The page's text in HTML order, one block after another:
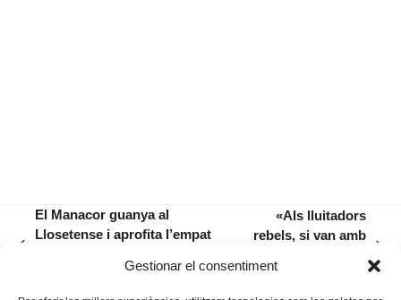
Gestionar el consentiment
El Manacor guanya al
Llosetense i aprofita l’empat
post:
«Als lluitadors
rebels, si van amb
lleven d’enmig»